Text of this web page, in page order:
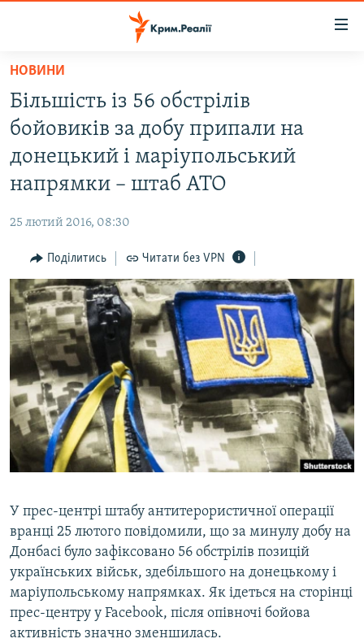
Перейти
основного
матеріалу
до
основної
Перейти
пошуку
ВОДА.КРИМ
ВІДЕО ТА ФОТО
ІНТЕРВ'Ю
ВСЕ ЗА ДЕНЬ
СПЕЦПРОЕКТИ
ДЕПОРТАЦІЯ
ВІДЕОУРОКИ «ELIFBE»
СВІДЧЕННЯ ОКУПАЦІЇ
УКРАЇНСЬКА ПРОБЛЕМА КРИМУ
ІНФОГРАФІКА
ЯК ОБІЙТИ БЛОКУВАННЯ
Русский
Qırımtatar
ДОЛУЧАЙСЯ!
Усі сайти RFE/RL
НОВИНИ
Більшість із 56 обстрілів
бойовиків за добу припали на
донецький і маріупольський
напрямки – штаб АТО
25 лютий 2016, 08:30
Поділитись Читати без VPN
У прес-центрі штабу антитерористичної операції
вранці 25 лютого повідомили, що за минулу добу на
Донбасі було зафіксовано 56 обстрілів позицій
українських військ, здебільшого на донецькому і
маріупольському напрямках. Як ідеться на сторінці
прес-центру у Facebook, після опівночі бойова
активність значно зменшилась.